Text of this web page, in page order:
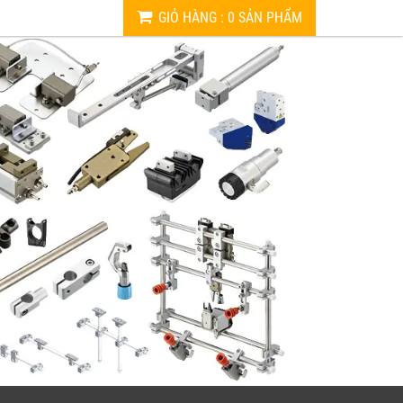
GIỎ HÀNG : 0 SẢN PHẨM